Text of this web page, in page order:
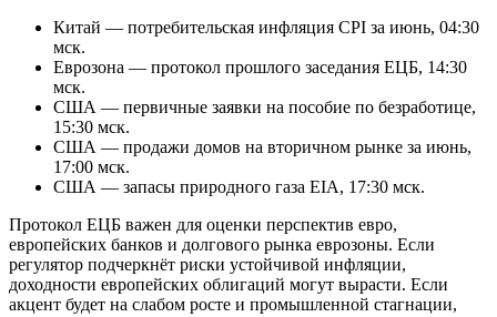
Китай — потребительская инфляция CPI за июнь, 04:30
мск.
Еврозона — протокол прошлого заседания ЕЦБ, 14:30
мск.
США — первичные заявки на пособие по безработице,
15:30 мск.
США — продажи домов на вторичном рынке за июнь,
17:00 мск.
США — запасы природного газа EIA, 17:30 мск.
Протокол ЕЦБ важен для оценки перспектив евро,
европейских банков и долгового рынка еврозоны. Если
регулятор подчеркнёт риски устойчивой инфляции,
доходности европейских облигаций могут вырасти. Если
акцент будет на слабом росте и промышленной стагнации,